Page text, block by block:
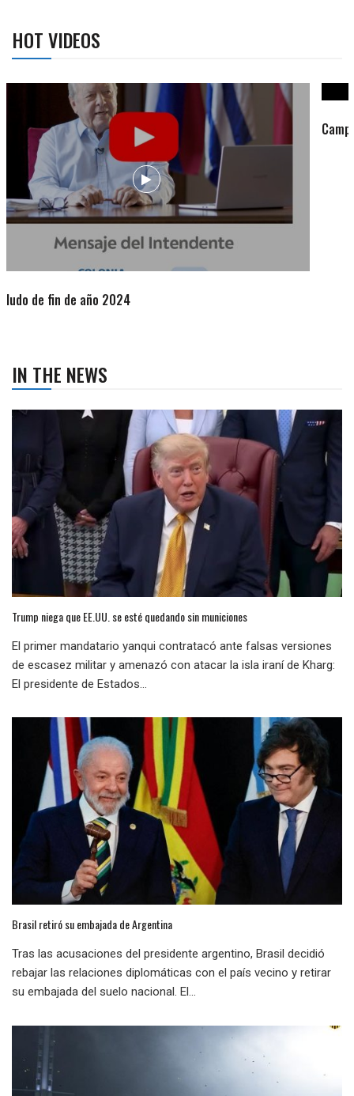
HOT VIDEOS
Campaña de turismo otoño-invierno
IN THE NEWS
Trump niega que EE.UU. se esté quedando sin municiones
El primer mandatario yanqui contratacó ante falsas versiones
de escasez militar y amenazó con atacar la isla iraní de Kharg:
El presidente de Estados...
Brasil retiró su embajada de Argentina
Tras las acusaciones del presidente argentino, Brasil decidió
rebajar las relaciones diplomáticas con el país vecino y retirar
su embajada del suelo nacional. El...